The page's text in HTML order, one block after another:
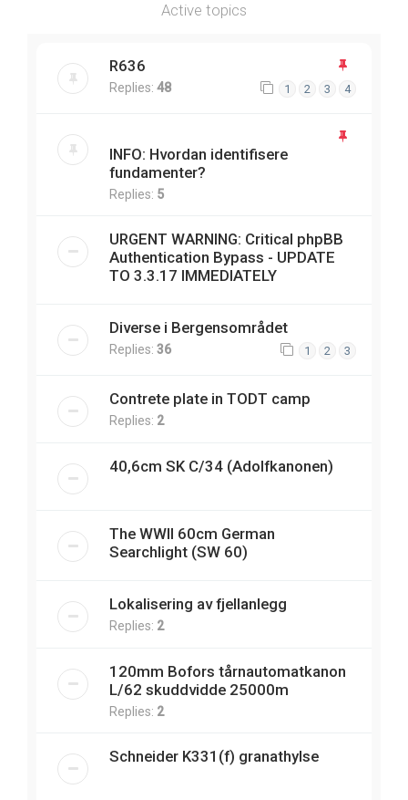
Active topics
R636
Replies: 48 1 2 3 4
INFO: Hvordan identifisere
fundamenter?
Replies: 5
URGENT WARNING: Critical phpBB
Authentication Bypass - UPDATE
TO 3.3.17 IMMEDIATELY
Diverse i Bergensområdet
Replies: 36 1 2 3
Contrete plate in TODT camp
Replies: 2
40,6cm SK C/34 (Adolfkanonen)
The WWII 60cm German
Searchlight (SW 60)
Lokalisering av fjellanlegg
Replies: 2
120mm Bofors tårnautomatkanon
L/62 skuddvidde 25000m
Replies: 2
Schneider K331(f) granathylse